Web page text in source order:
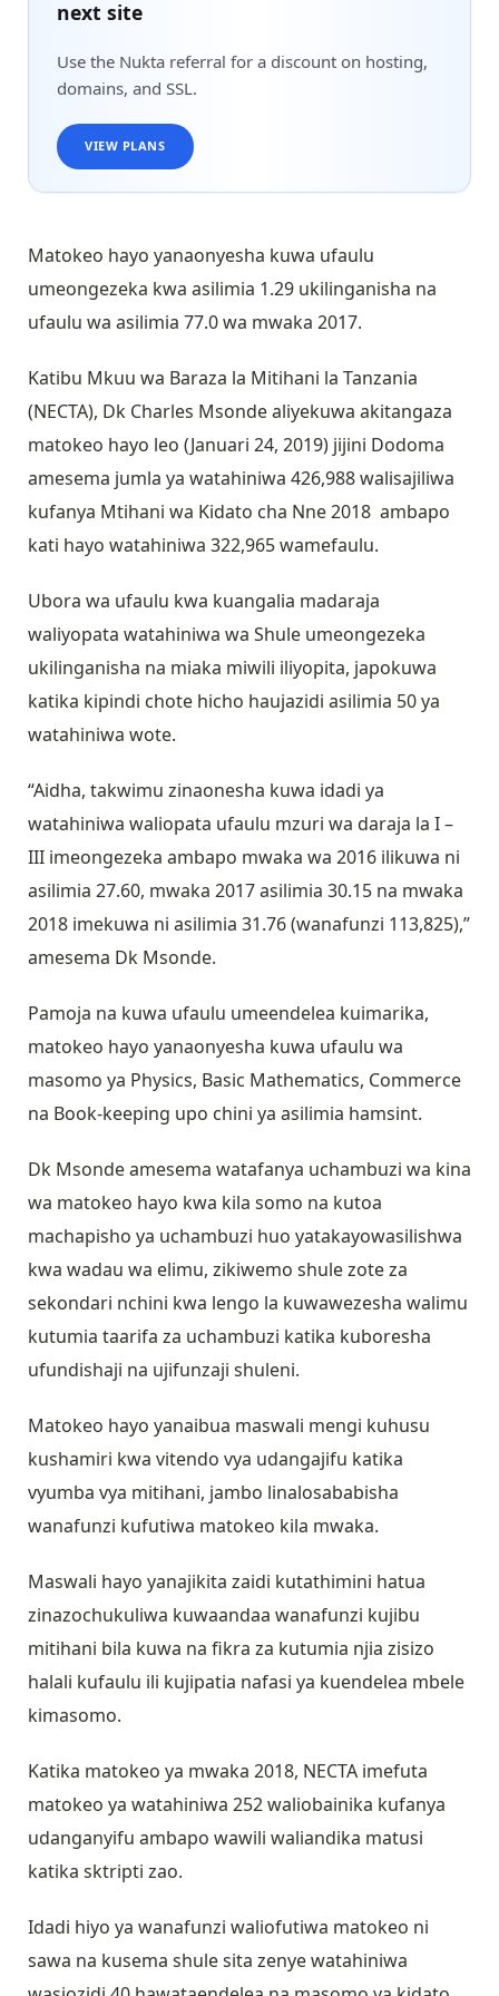
next site
Use the Nukta referral for a discount on hosting,
domains, and SSL.
VIEW PLANS
Matokeo hayo yanaonyesha kuwa ufaulu
umeongezeka kwa asilimia 1.29 ukilinganisha na
ufaulu wa asilimia 77.0 wa mwaka 2017.
Katibu Mkuu wa Baraza la Mitihani la Tanzania
(NECTA), Dk Charles Msonde aliyekuwa akitangaza
matokeo hayo leo (Januari 24, 2019) jijini Dodoma
amesema jumla ya watahiniwa 426,988 walisajiliwa
kufanya Mtihani wa Kidato cha Nne 2018 ambapo
kati hayo watahiniwa 322,965 wamefaulu.
Ubora wa ufaulu kwa kuangalia madaraja
waliyopata watahiniwa wa Shule umeongezeka
ukilinganisha na miaka miwili iliyopita, japokuwa
katika kipindi chote hicho haujazidi asilimia 50 ya
watahiniwa wote.
“Aidha, takwimu zinaonesha kuwa idadi ya
watahiniwa waliopata ufaulu mzuri wa daraja la I –
III imeongezeka ambapo mwaka wa 2016 ilikuwa ni
asilimia 27.60, mwaka 2017 asilimia 30.15 na mwaka
2018 imekuwa ni asilimia 31.76 (wanafunzi 113,825),”
amesema Dk Msonde.
Pamoja na kuwa ufaulu umeendelea kuimarika,
matokeo hayo yanaonyesha kuwa ufaulu wa
masomo ya Physics, Basic Mathematics, Commerce
na Book-keeping upo chini ya asilimia hamsint.
Dk Msonde amesema watafanya uchambuzi wa kina
wa matokeo hayo kwa kila somo na kutoa
machapisho ya uchambuzi huo yatakayowasilishwa
kwa wadau wa elimu, zikiwemo shule zote za
sekondari nchini kwa lengo la kuwawezesha walimu
kutumia taarifa za uchambuzi katika kuboresha
ufundishaji na ujifunzaji shuleni.
Matokeo hayo yanaibua maswali mengi kuhusu
kushamiri kwa vitendo vya udangajifu katika
vyumba vya mitihani, jambo linalosababisha
wanafunzi kufutiwa matokeo kila mwaka.
Maswali hayo yanajikita zaidi kutathimini hatua
zinazochukuliwa kuwaandaa wanafunzi kujibu
mitihani bila kuwa na fikra za kutumia njia zisizo
halali kufaulu ili kujipatia nafasi ya kuendelea mbele
kimasomo.
Katika matokeo ya mwaka 2018, NECTA imefuta
matokeo ya watahiniwa 252 waliobainika kufanya
udanganyifu ambapo wawili waliandika matusi
katika sktripti zao.
Idadi hiyo ya wanafunzi waliofutiwa matokeo ni
sawa na kusema shule sita zenye watahiniwa